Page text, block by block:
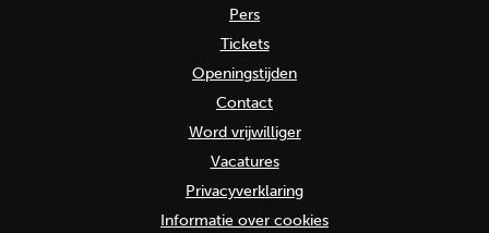
Pers
Tickets
Openingstijden
Contact
Word vrijwilliger
Vacatures
Privacyverklaring
Informatie over cookies